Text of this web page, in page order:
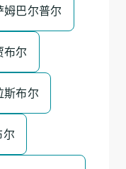
姆巴尔普尔
布尔
斯布尔
尔